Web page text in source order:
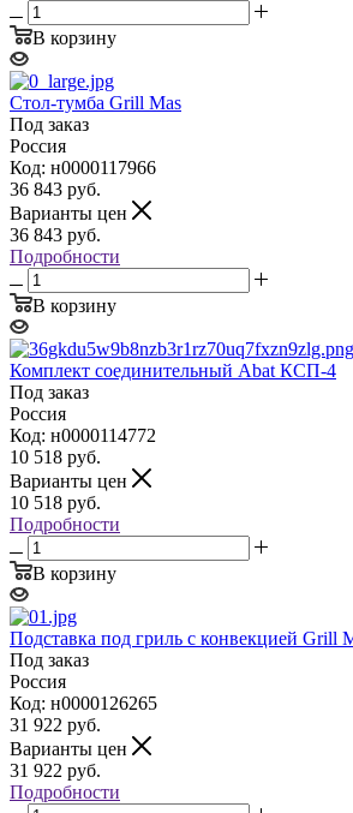
В корзину
Стол-тумба Grill Mas
Под заказ
Россия
Код: н0000117966
36 843 руб.
Варианты цен
36 843 руб.
Подробности
В корзину
Комплект соединительный Abat КСП-4
Под заказ
Россия
Код: н0000114772
10 518 руб.
Варианты цен
10 518 руб.
Подробности
В корзину
Подставка под гриль с конвекцией Grill
Под заказ
Россия
Код: н0000126265
31 922 руб.
Варианты цен
31 922 руб.
Подробности